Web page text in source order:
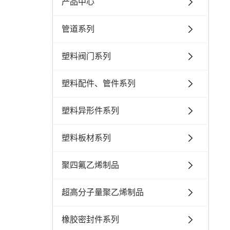
产品中心
管道系列
塑料阀门系列
塑料配件、管件系列
塑料异形件系列
塑料板材系列
聚四氟乙烯制品
超高分子量聚乙烯制品
橡胶密封件系列